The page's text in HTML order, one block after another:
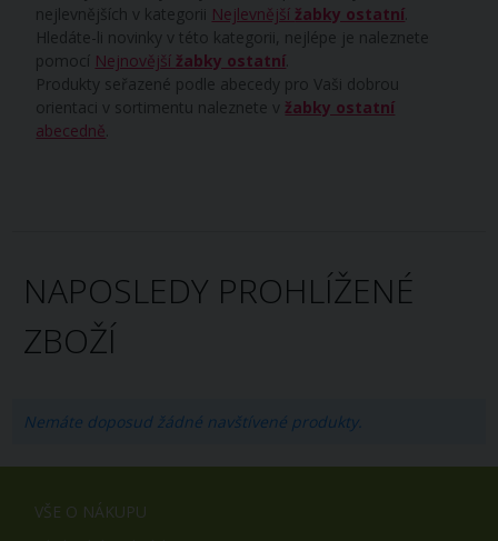
nejlevnějších v kategorii Nejlevnější žabky ostatní
Hledáte-li novinky v této kategorii, nejlépe je naleznete
pomocí Nejnovější žabky ostatní
Produkty seřazené podle abecedy pro Vaši dobrou
orientaci v sortimentu naleznete v žabky ostatní
abecedně
NAPOSLEDY PROHLÍŽENÉ
ZBOŽÍ
Nemáte doposud žádné navštívené produkty.
VŠE O NÁKUPU